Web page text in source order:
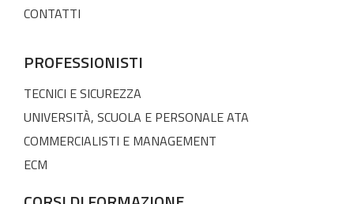
CONTATTI
PROFESSIONISTI
TECNICI E SICUREZZA
UNIVERSITÀ, SCUOLA E PERSONALE ATA
COMMERCIALISTI E MANAGEMENT
ECM